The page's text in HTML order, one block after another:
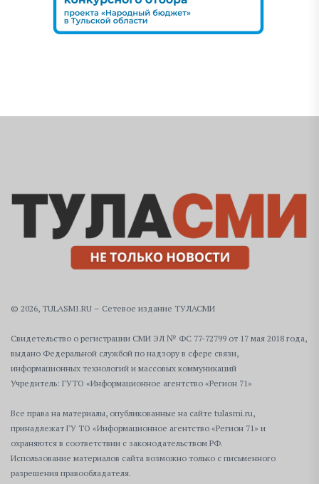
© 2026, TULASMI.RU – Сетевое издание ТУЛАСМИ
Свидетельство о регистрации СМИ ЭЛ № ФС 77-72799 от 17 мая 2018 года,
выдано Федеральной службой по надзору в сфере связи,
информационных технологий и массовых коммуникаций
Учредитель: ГУТО «Информационное агентство «Регион 71»
Все права на материалы, опубликованные на сайте tulasmi.ru,
принадлежат ГУ ТО «Информационное агентство «Регион 71» и
охраняются в соответствии с законодательством РФ.
Использование материалов сайта возможно только с письменного
разрешения правообладателя.